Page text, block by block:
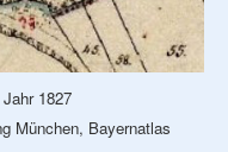
1827
München, Bayernatlas